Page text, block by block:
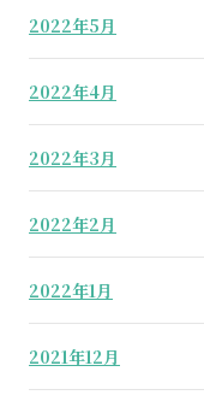
2022年5月
2022年4月
2022年3月
2022年2月
2022年1月
2021年12月